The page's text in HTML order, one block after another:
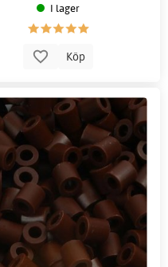
I lager
Köp